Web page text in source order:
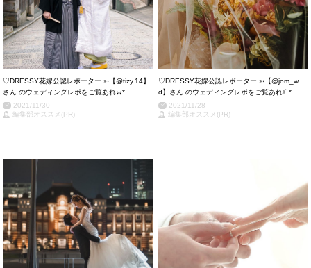
♡DRESSY花嫁公認レポーター ➳【@tizy.14 】
さん のウェディングレポをご覧あれ☼*
2021/11/30
編集部オススメ(PR)
♡DRESSY花嫁公認レポーター ➳【@jom_w
d 】さん のウェディングレポをご覧あれ☾*
2021/11/28
編集部オススメ(PR)